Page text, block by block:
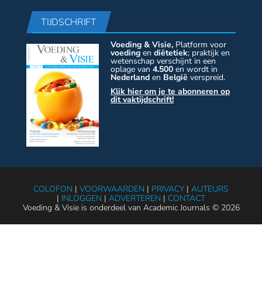
TIJDSCHRIFT
Voeding & Visie, Platform voor
voeding en diëtetiek; praktijk en
wetenschap verschijnt in een
oplage van 4.500 en wordt in
Nederland en België verspreid.
Klik hier om je te abonneren op
dit vaktijdschrift!
COLOFON | VOORWAARDEN | PRIVACY | AUTEURS
| INLOGGEN | ADVERTEREN | CONTACT
Voeding & Visie is onderdeel van Academic Journals © 2026